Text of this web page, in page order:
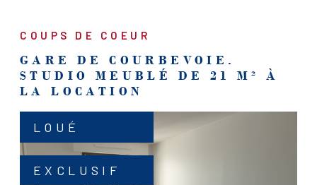
COUPS DE COEUR
GARE DE COURBEVOIE.
STUDIO MEUBLÉ DE 21 M² À
LA LOCATION
LOUÉ
EXCLUSIF